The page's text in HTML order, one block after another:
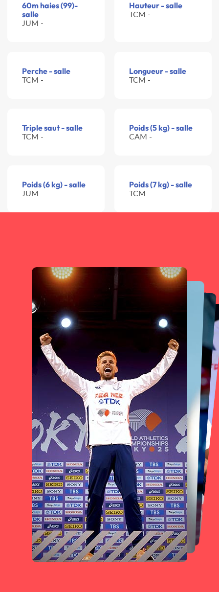
60m haies (99)-
salle
JUM -
Hauteur - salle
TCM -
Perche - salle
TCM -
Longueur - salle
TCM -
Triple saut - salle
TCM -
Poids (5 kg) - salle
CAM -
Poids (6 kg) - salle
JUM -
Poids (7 kg) - salle
TCM -